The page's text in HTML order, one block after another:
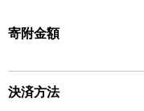
寄附金額
決済方法